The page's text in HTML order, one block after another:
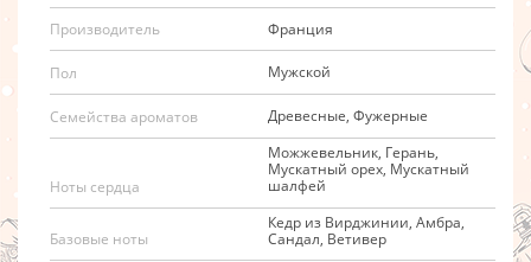
Производитель Франция
Пол Мужской
Семейства ароматов Древесные, Фужерные
Ноты сердца
Можжевельник, Герань,
Мускатный орех, Мускатный
шалфей
Базовые ноты
Кедр из Вирджинии, Амбра,
Сандал, Ветивер